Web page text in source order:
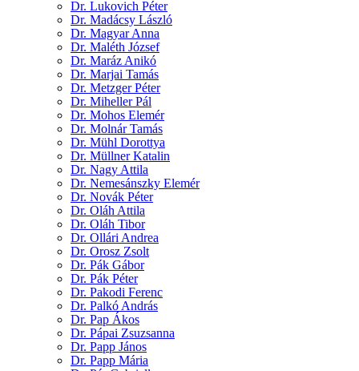
Dr. Lukovich Péter
Dr. Madácsy László
Dr. Magyar Anna
Dr. Maléth József
Dr. Maráz Anikó
Dr. Marjai Tamás
Dr. Metzger Péter
Dr. Miheller Pál
Dr. Mohos Elemér
Dr. Molnár Tamás
Dr. Mühl Dorottya
Dr. Müllner Katalin
Dr. Nagy Attila
Dr. Nemesánszky Elemér
Dr. Novák Péter
Dr. Oláh Attila
Dr. Oláh Tibor
Dr. Ollári Andrea
Dr. Orosz Zsolt
Dr. Pák Gábor
Dr. Pák Péter
Dr. Pakodi Ferenc
Dr. Palkó András
Dr. Pap Ákos
Dr. Pápai Zsuzsanna
Dr. Papp János
Dr. Papp Mária